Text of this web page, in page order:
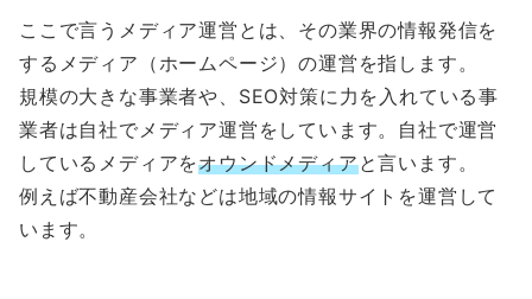
ここで言うメディア運営とは、その業界の情報発信を
するメディア（ホームページ）の運営を指します。
規模の大きな事業者や、SEO対策に力を入れている事
業者は自社でメディア運営をしています。自社で運営
しているメディアをオウンドメディアと言います。
例えば不動産会社などは地域の情報サイトを運営して
います。